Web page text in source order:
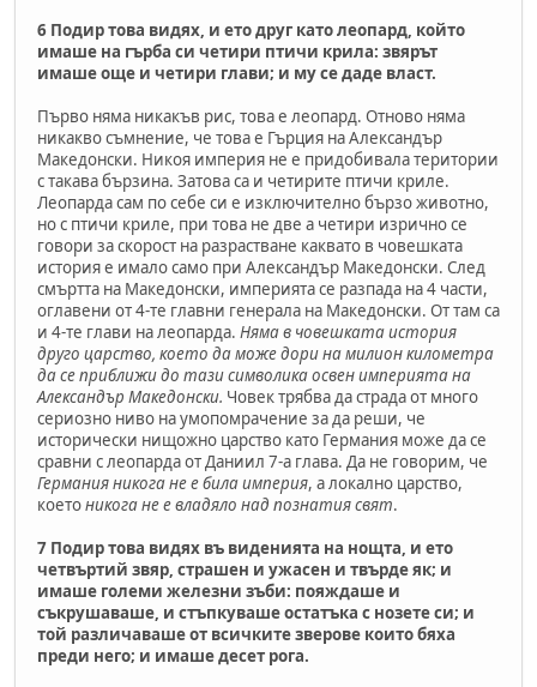
6 Подир това видях, и ето друг като леопард, който
имаше на гърба си четири птичи крила: звярът
имаше още и четири глави; и му се даде власт.
Първо няма никакъв рис, това е леопард. Отново няма
никакво съмнение, че това е Гърция на Александър
Македонски. Никоя империя не е придобивала територии
с такава бързина. Затова са и четирите птичи криле.
Леопарда сам по себе си е изключително бързо животно,
но с птичи криле, при това не две а четири изрично се
говори за скорост на разрастване каквато в човешката
история е имало само при Александър Македонски. След
смъртта на Македонски, империята се разпада на 4 части,
оглавени от 4-те главни генерала на Македонски. От там са
и 4-те глави на леопарда. Няма в човешката история
друго царство, което да може дори на милион километра
да се приближи до тази символика освен империята на
Александър Македонски. Човек трябва да страда от много
сериозно ниво на умопомрачение за да реши, че
исторически нищожно царство като Германия може да се
сравни с леопарда от Даниил 7-а глава. Да не говорим, че
Германия никога не е била империя, а локално царство,
коетоникога не е владяло над познатия свят.
7 Подир това видях въ виденията на нощта, и ето
четвъртий звяр, страшен и ужасен и твърде як; и
имаше големи железни зъби: пояждаше и
съкрушаваше, и стъпкуваше остатъка с нозете си; и
той различаваше от всичките зверове които бяха
преди него; и имаше десет рога.